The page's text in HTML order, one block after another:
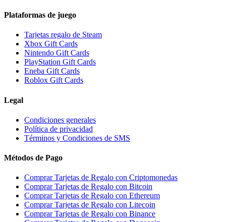
Plataformas de juego
Tarjetas regalo de Steam
Xbox Gift Cards
Nintendo Gift Cards
PlayStation Gift Cards
Eneba Gift Cards
Roblox Gift Cards
Legal
Condiciones generales
Política de privacidad
Términos y Condiciones de SMS
Métodos de Pago
Comprar Tarjetas de Regalo con Criptomonedas
Comprar Tarjetas de Regalo con Bitcoin
Comprar Tarjetas de Regalo con Ethereum
Comprar Tarjetas de Regalo con Litecoin
Comprar Tarjetas de Regalo con Binance